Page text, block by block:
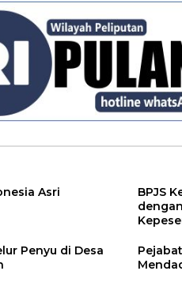
Asri
BPJS
Penyu di Desa